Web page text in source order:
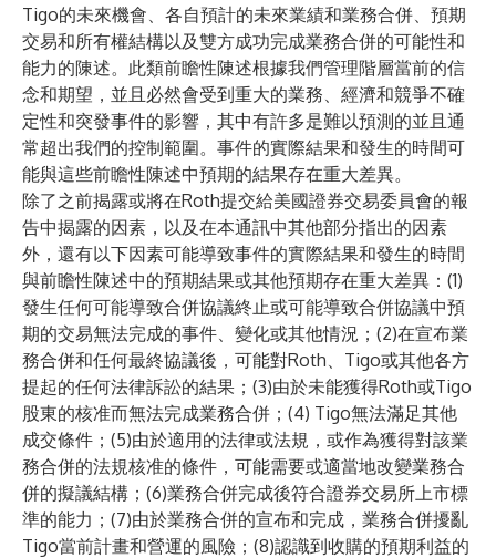
Tigo的未來機會、各自預計的未來業績和業務合併、預期
交易和所有權結構以及雙方成功完成業務合併的可能性和
能力的陳述。此類前瞻性陳述根據我們管理階層當前的信
念和期望，並且必然會受到重大的業務、經濟和競爭不確
定性和突發事件的影響，其中有許多是難以預測的並且通
常超出我們的控制範圍。事件的實際結果和發生的時間可
能與這些前瞻性陳述中預期的結果存在重大差異。
除了之前揭露或將在Roth提交給美國證券交易委員會的報
告中揭露的因素，以及在本通訊中其他部分指出的因素
外，還有以下因素可能導致事件的實際結果和發生的時間
與前瞻性陳述中的預期結果或其他預期存在重大差異：(1)
發生任何可能導致合併協議終止或可能導致合併協議中預
期的交易無法完成的事件、變化或其他情況；(2)在宣布業
務合併和任何最終協議後，可能對Roth、Tigo或其他各方
提起的任何法律訴訟的結果；(3)由於未能獲得Roth或Tigo
股東的核准而無法完成業務合併；(4) Tigo無法滿足其他
成交條件；(5)由於適用的法律或法規，或作為獲得對該業
務合併的法規核准的條件，可能需要或適當地改變業務合
併的擬議結構；(6)業務合併完成後符合證券交易所上市標
準的能力；(7)由於業務合併的宣布和完成，業務合併擾亂
Tigo當前計畫和營運的風險；(8)認識到收購的預期利益的